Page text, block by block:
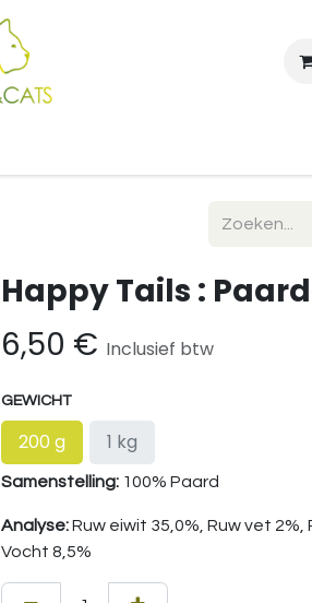
Happy Tails :
6,50 € Inclusief btw
GEWICHT
200 g 1 kg
Samenstelling: 100% Paard
Analyse:Ruw eiwit 35,0%, Ruw vet 2%,
Vocht 8,5%